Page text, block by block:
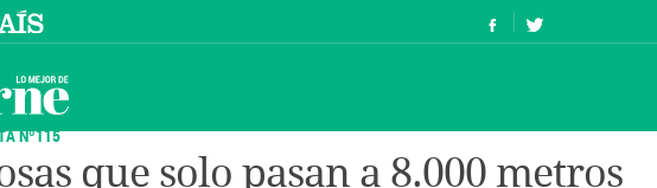
Nº115
que solo pasan a 8.000 metros